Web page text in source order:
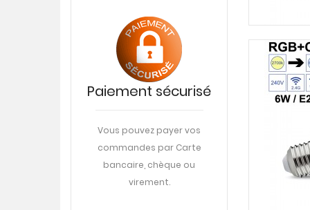
Paiement sécurisé
Vous pouvez payer vos
commandes par Carte
bancaire, chèque ou
virement.
Livraison sur votre
travail ou à
rendez-